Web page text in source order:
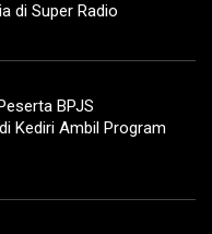
di Super Radio
BPJS
Kediri Ambil Program